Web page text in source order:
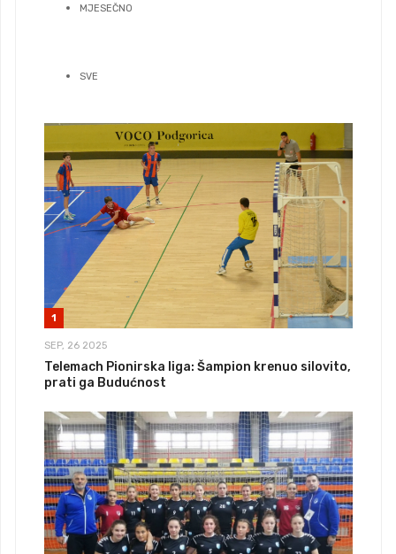
MJESEČNO
SVE
1
SEP, 26 2025
Telemach Pionirska liga: Šampion krenuo silovito,
prati ga Budućnost